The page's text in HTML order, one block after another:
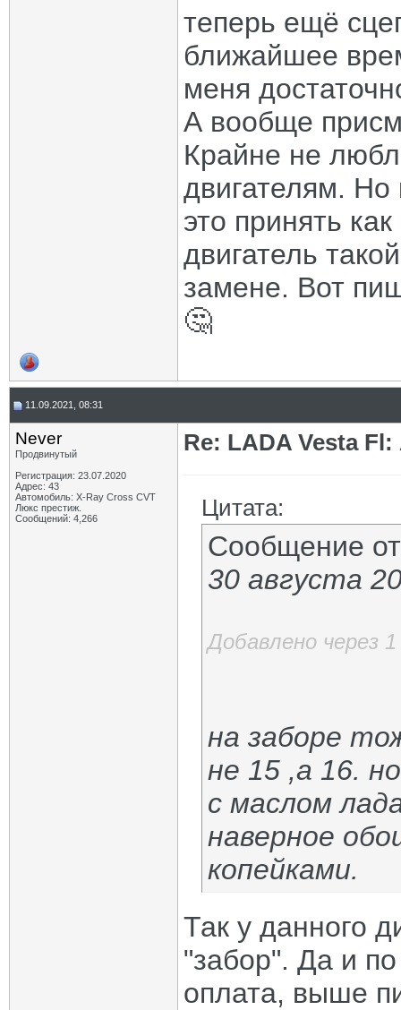
теперь ещё
ближайшее
меня
А вообще
Крайне не
двигателям. Но
это принять
двигатель
замене. Вот
🤔
11.09.2021, 08:31
Never
Продвинутый
Регистрация: 23.07.2020
Адрес: 43
Автомобиль: X-Ray Cross CVT
Люкс престиж.
Сообщений: 4,266
Re: LADA Vesta
Цитата:
Сообщение
30 августа
Добавлено через
на заборе
не 15 ,а 16.
с маслом
наверное
копейками.
Так у данного
"забор". Да и
оплата, выше